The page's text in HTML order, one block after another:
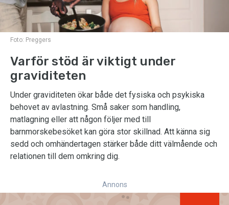
Foto: Preggers
Varför stöd är viktigt under
graviditeten
Under graviditeten ökar både det fysiska och psykiska
behovet av avlastning. Små saker som handling,
matlagning eller att någon följer med till
barnmorskebesöket kan göra stor skillnad. Att känna sig
sedd och omhändertagen stärker både ditt välmående och
relationen till dem omkring dig.
Annons